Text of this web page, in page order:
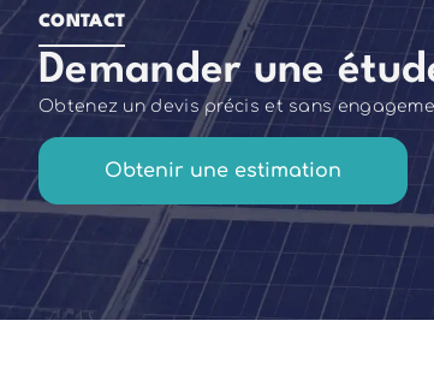
CONTACT
Demander une
Obtenez un devis précis et sans
Obtenir une estimation